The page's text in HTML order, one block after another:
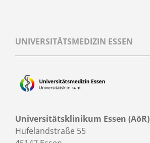
UNIVERSITÄTSMEDIZIN ESSEN
Universitätsklinikum Essen (AöR)
Hufelandstraße 55